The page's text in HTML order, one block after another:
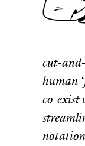
cut-
human
co-exist